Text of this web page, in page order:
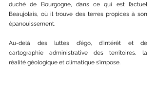
duché de Bourgogne, dans ce qui est l’actuel
Beaujolais, où il trouve des terres propices à son
épanouissement.
Au-delà des luttes d’égo, d’intérêt et de
cartographie administrative des territoires, la
réalité géologique et climatique s’impose.